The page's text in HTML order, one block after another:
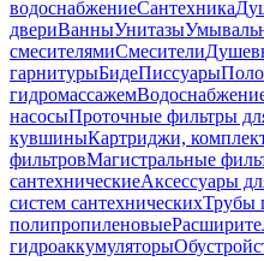
водоснабжениеСантехника
двериВанныУнитазы
смесителямиСмесители
гарнитурыБидеПиссуары
гидромассажем
насосыПроточные фильтры
кувшиныКартриджи,
фильтровМагистральные
сантехническиеАксессуары
систем сантехническихТрубы
полипропиленовые
гидроаккумуляторы